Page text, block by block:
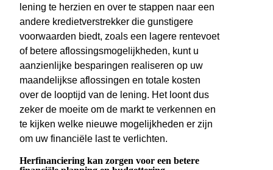
lening te herzien en over te stappen naar een
andere kredietverstrekker die gunstigere
voorwaarden biedt, zoals een lagere rentevoet
of betere aflossingsmogelijkheden, kunt u
aanzienlijke besparingen realiseren op uw
maandelijkse aflossingen en totale kosten
over de looptijd van de lening. Het loont dus
zeker de moeite om de markt te verkennen en
te kijken welke nieuwe mogelijkheden er zijn
om uw financiële last te verlichten.
Herfinanciering kan zorgen voor een betere